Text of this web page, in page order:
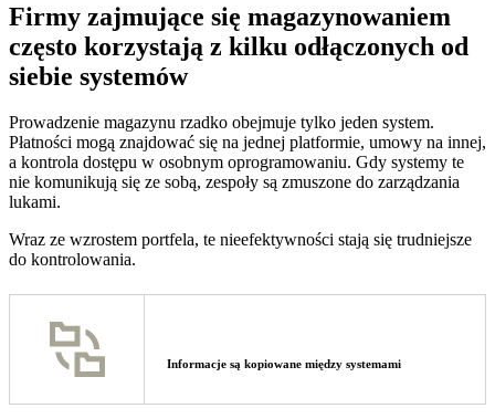
Firmy zajmujące się magazynowaniem
często korzystają z kilku odłączonych od
siebie systemów
Prowadzenie magazynu rzadko obejmuje tylko jeden system.
Płatności mogą znajdować się na jednej platformie, umowy na innej,
a kontrola dostępu w osobnym oprogramowaniu. Gdy systemy te
nie komunikują się ze sobą, zespoły są zmuszone do zarządzania
lukami.
Wraz ze wzrostem portfela, te nieefektywności stają się trudniejsze
do kontrolowania.
Informacje są kopiowane między systemami